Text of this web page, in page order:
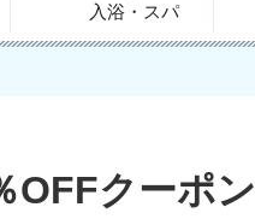
入浴・スパ
OFFクーポン